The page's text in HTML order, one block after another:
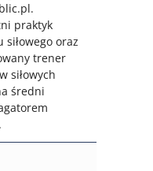
praktyk
oraz
trener
siłowych
średni